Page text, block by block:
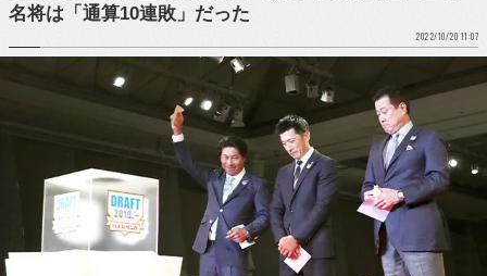
名将は「通算10連敗」だった
2022/10/20 11:07